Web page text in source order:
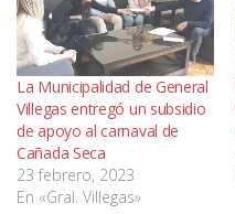
La Municipalidad de General
Villegas entregó un subsidio
de apoyo al carnaval de
Cañada Seca
23 febrero, 2023
En «Gral. Villegas»